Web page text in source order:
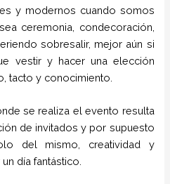
y modernos cuando somos
ceremonia, condecoración,
sobresalir, mejor aún si
vestir y hacer una elección
tacto y conocimiento.
se realiza el evento resulta
de invitados y por supuesto
del mismo, creatividad y
día fantástico.